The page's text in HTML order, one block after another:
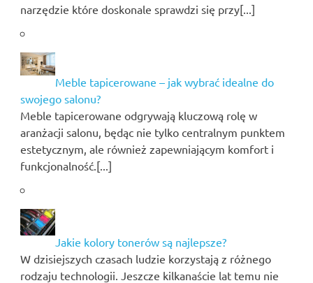
narzędzie które doskonale sprawdzi się przy[...]
Meble tapicerowane – jak wybrać idealne do
swojego salonu?
Meble tapicerowane odgrywają kluczową rolę w
aranżacji salonu, będąc nie tylko centralnym punktem
estetycznym, ale również zapewniającym komfort i
funkcjonalność.[...]
Jakie kolory tonerów są najlepsze?
W dzisiejszych czasach ludzie korzystają z różnego
rodzaju technologii. Jeszcze kilkanaście lat temu nie